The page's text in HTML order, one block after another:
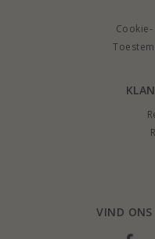
VIND ONS